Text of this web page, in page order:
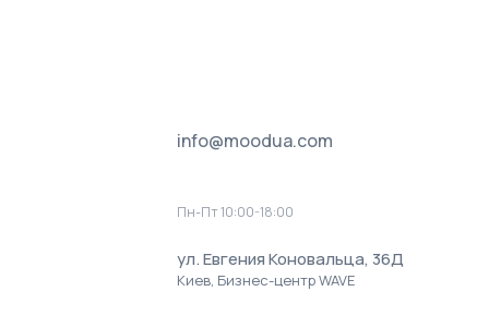
info@moodua.com
Пн-Пт 10:00-18:00
ул. Евгения Коновальца, 36Д
Киев, Бизнес-центр WAVE